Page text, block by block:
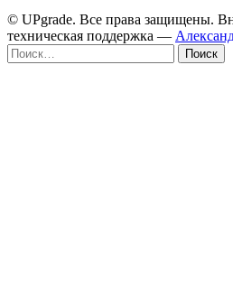
© UPgrade. Все права защищены.
техническая поддержка —
Найти: